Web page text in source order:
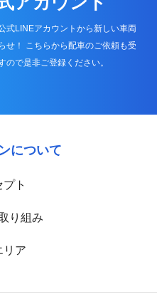
式LINEアカウントから新しい車両
せ！ こちらから配車のご依頼も受
ので是非ご登録ください。
について
プト
り組み
リア